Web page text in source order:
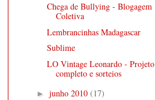
Chega de Bullying - Blogagem
Coletiva
Lembrancinhas Madagascar
Sublime
LO Vintage Leonardo - Projeto
completo e sorteios
► junho 2010 (17)